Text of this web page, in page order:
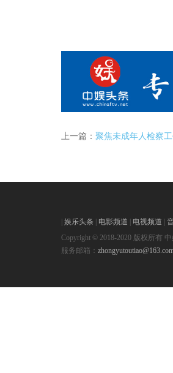
上一篇： 聚焦未成年人检察工
娱乐头条 电影频道 电视频道
Copyright © 2018-2020 版权所有
服务邮箱：